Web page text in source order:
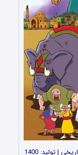
| ژانر: انیمیشن، تاریخی | تولید: 1400